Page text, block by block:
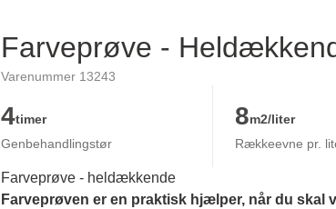
Farveprøve -
Varenummer 13243
4timer
Genbehandlingstør
8m2/liter
Rækkeevne pr.
Farveprøve - heldækkende
Farveprøven er en praktisk hjælper, når du skal